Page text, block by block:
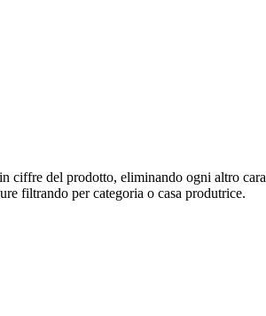
ciffre del prodotto, eliminando ogni altro
filtrando per categoria o casa produtrice.